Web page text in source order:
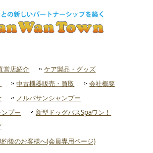
営店紹介
ケア製品・グッズ
中古機器販売・買取
会社概要
ノルバサンシャンプー
プー
新型ドッグバスSpaワン！
後のお客様へ(会員専用ページ)